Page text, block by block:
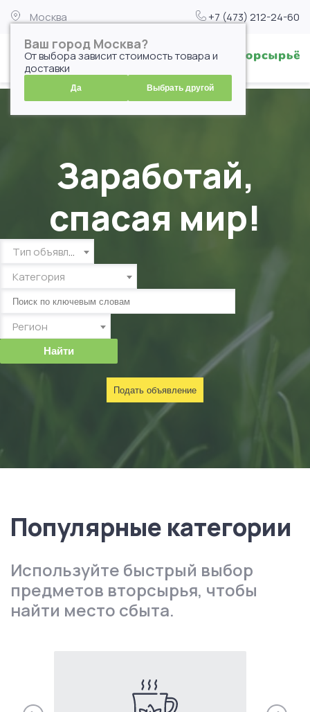
Москва
Ваш город Москва?
От выбора зависит стоимость товара и
доставки
Да Выбрать другой
+7 (473) 212-24-60
Заработай,
спасая мир!
Тип объявления
Категория
Регион
Найти
Подать объявление
Популярные категории
Используйте быстрый выбор
предметов вторсырья, чтобы
найти место сбыта.